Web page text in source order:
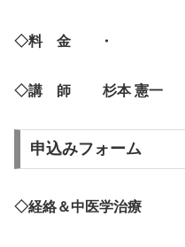
◇料 金 ・
◇講 師 杉本 憲一
申込みフォーム
◇経絡＆中医学治療